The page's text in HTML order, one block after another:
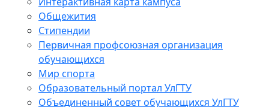
Общежития
Стипендии
Первичная профсоюзная организация
обучающихся
Мир спорта
Образовательный портал УлГТУ
Объединенный совет обучающихся УлГТУ